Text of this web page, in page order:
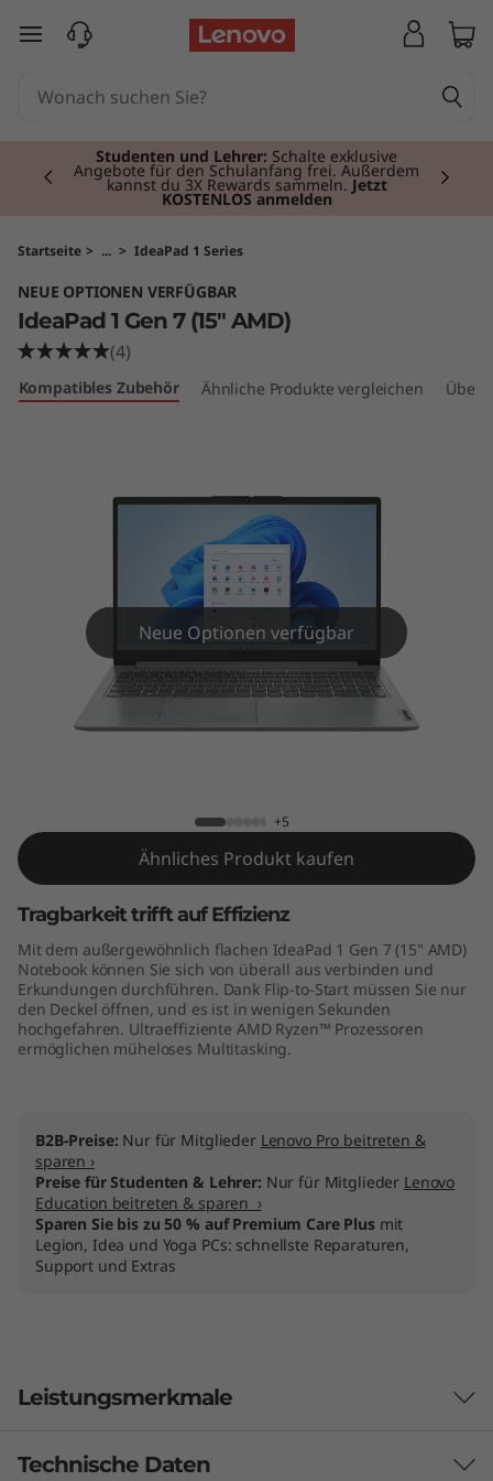
a
d
1
G
M
D
zum Hauptinhalt springen
Studenten und Lehrer: Schalte exklusive
Angebote für den Schulanfang frei. Außerdem
kannst du 3X Rewards sammeln. Jetzt
KOSTENLOS anmelden
Currently displaying item 2 of 3
Startseite > ... > IdeaPad 1 Series
NEUE OPTIONEN VERFÜGBAR
IdeaPad 1 Gen 7 (15" AMD)
(4)
Kompatibles Zubehör Ähnliche Produkte vergleichen
Neue Optionen verfügbar
+5
Ähnliches Produkt kaufen
Tragbarkeit trifft auf Effizienz
Mit dem außergewöhnlich flachen IdeaPad 1 Gen 7 (15" AMD)
Notebook können Sie sich von überall aus verbinden und
Erkundungen durchführen. Dank Flip-to-Start müssen Sie nur
den Deckel öffnen, und es ist in wenigen Sekunden
hochgefahren. Ultraeffiziente AMD Ryzen™ Prozessoren
ermöglichen müheloses Multitasking.
B2B-Preise: Nur für Mitglieder Lenovo Pro beitreten &
sparen ›
Preise für Studenten & Lehrer: Nur für Mitglieder Lenovo
Education beitreten & sparen ›
Sparen Sie bis zu 50 % auf Premium Care Plusmit
Legion, Idea und Yoga PCs: schnellste Reparaturen,
Support und Extras
Leistungsmerkmale
Technische Daten